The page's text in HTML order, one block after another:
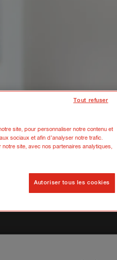
site, pour personnaliser notre contenu et
sociaux et afin d’analyser notre trafic.
site, avec nos partenaires analytiques,
Tout refuser
Autoriser tous les cookies